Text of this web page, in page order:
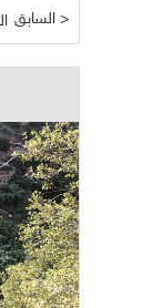
< السابق >